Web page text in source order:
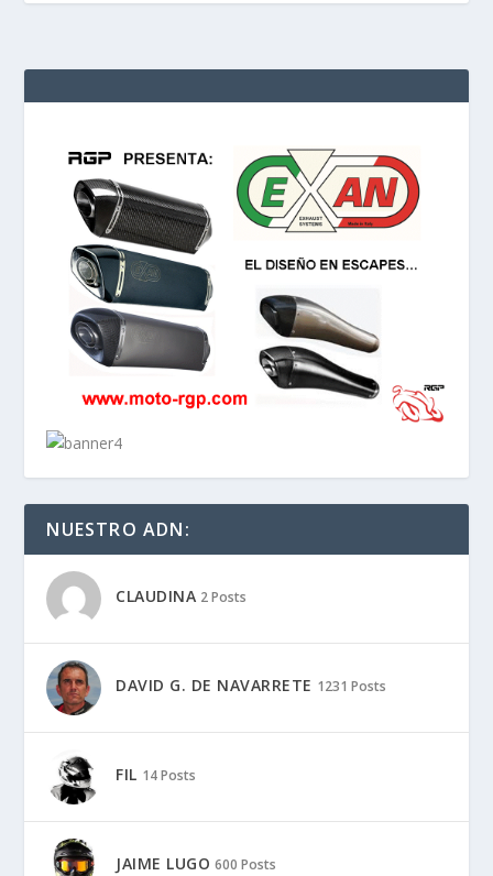
NUESTRO ADN:
CLAUDINA 2 Posts
DAVID G. DE NAVARRETE 1231 Posts
FIL 14 Posts
JAIME LUGO 600 Posts